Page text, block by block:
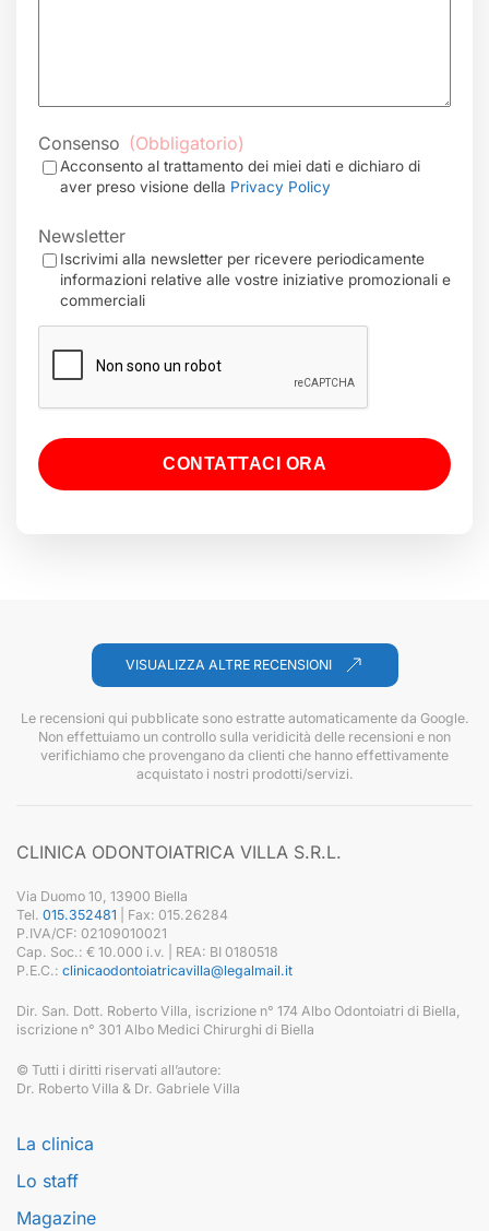
Consenso (Obbligatorio)
Acconsento al trattamento dei miei dati e dichiaro di
aver preso visione della Privacy Policy
Newsletter
Iscrivimi alla newsletter per ricevere periodicamente
informazioni relative alle vostre iniziative promozionali e
commerciali
CONTATTACI ORA
VISUALIZZA ALTRE RECENSIONI
Le recensioni qui pubblicate sono estratte automaticamente da Google.
Non effettuiamo un controllo sulla veridicità delle recensioni e non
verifichiamo che provengano da clienti che hanno effettivamente
acquistato i nostri prodotti/servizi.
CLINICA ODONTOIATRICA VILLA S.R.L.
Via Duomo 10, 13900 Biella
Tel. 015.352481 | Fax: 015.26284
P.IVA/CF: 02109010021
Cap. Soc.: € 10.000 i.v. | REA: BI 0180518
P.E.C.: clinicaodontoiatricavilla@legalmail.it
Dir. San. Dott. Roberto Villa, iscrizione n° 174 Albo Odontoiatri di Biella,
iscrizione n° 301 Albo Medici Chirurghi di Biella
© Tutti i diritti riservati all’autore:
Dr. Roberto Villa & Dr. Gabriele Villa
La clinica
Lo staff
Magazine